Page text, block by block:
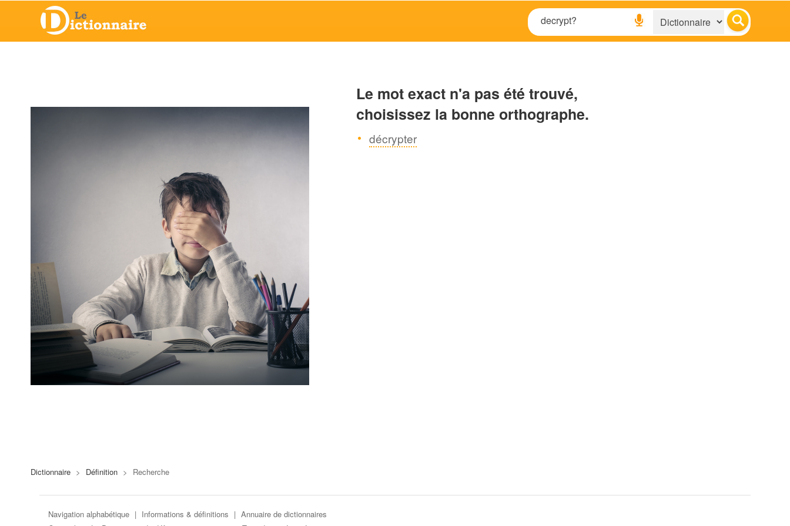
Le mot exact n'a pas été trouvé,
choisissez la bonne orthographe.
décrypter
Dictionnaire > Définition > Recherche
Navigation alphabétique | Informations & définitions | Annuaire de dictionnaires